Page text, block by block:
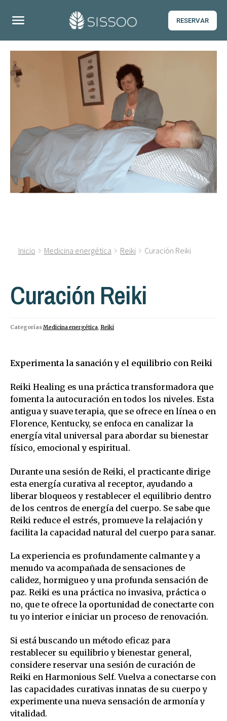
RESERVAR
Inicio Medicina energética Reiki Curación Reiki
Curación Reiki
CategoríasMedicina energética, Reiki
Experimenta la sanación y el equilibrio con Reiki
Reiki Healing es una práctica transformadora que
fomenta la autocuración en todos los niveles. Esta
antigua y suave terapia, que se ofrece en línea o en
Florence, Kentucky, se enfoca en canalizar la
energía vital universal para abordar su bienestar
físico, emocional y espiritual.
Durante una sesión de Reiki, el practicante dirige
esta energía curativa al receptor, ayudando a
liberar bloqueos y restablecer el equilibrio dentro
de los centros de energía del cuerpo. Se sabe que
Reiki reduce el estrés, promueve la relajación y
facilita la capacidad natural del cuerpo para sanar.
La experiencia es profundamente calmante y a
menudo va acompañada de sensaciones de
calidez, hormigueo y una profunda sensación de
paz. Reiki es una práctica no invasiva, práctica o
no, que te ofrece la oportunidad de conectarte con
tu yo interior e iniciar un proceso de renovación.
Si está buscando un método eficaz para
restablecer su equilibrio y bienestar general,
considere reservar una sesión de curación de
Reiki en Harmonious Self. Vuelva a conectarse con
las capacidades curativas innatas de su cuerpo y
experimente una nueva sensación de armonía y
vitalidad.